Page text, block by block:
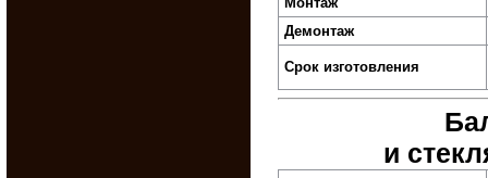
Демонтаж
Срок изготовления
и